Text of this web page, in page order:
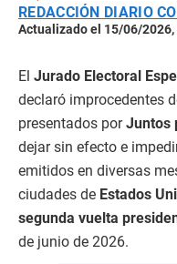
REDACCIÓN DIARIO
Actualizado el 15/06/2026,
El Jurado Electoral
declaró improcedentes
presentados porJuntos
dejar sin efecto e
emitidos en diversas
ciudades de Estados
segunda vuelta
de junio de 2026.